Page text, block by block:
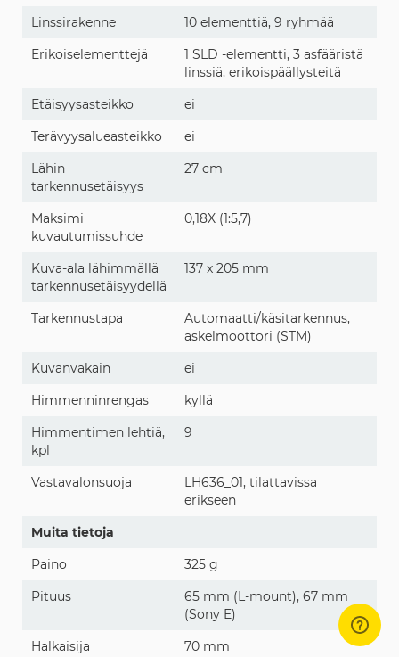
Linssirakenne
10 elementtiä, 9 ryhmää
Erikoiselementtejä
1 SLD -elementti, 3 asfääristä
linssiä, erikoispäällysteitä
Etäisyysasteikko
ei
Terävyysalueasteikko
ei
Lähin
tarkennusetäisyys
27 cm
Maksimi
kuvautumissuhde
0,18X (1:5,7)
Kuva-ala lähimmällä
tarkennusetäisyydellä
137 x 205 mm
Tarkennustapa
Automaatti/käsitarkennus,
askelmoottori (STM)
Kuvanvakain
ei
Himmenninrengas
kyllä
Himmentimen lehtiä,
kpl
9
Vastavalonsuoja
LH636_01, tilattavissa
erikseen
Muita tietoja
Paino
325 g
Pituus
65 mm (L-mount), 67 mm
(Sony E)
Halkaisija
70 mm